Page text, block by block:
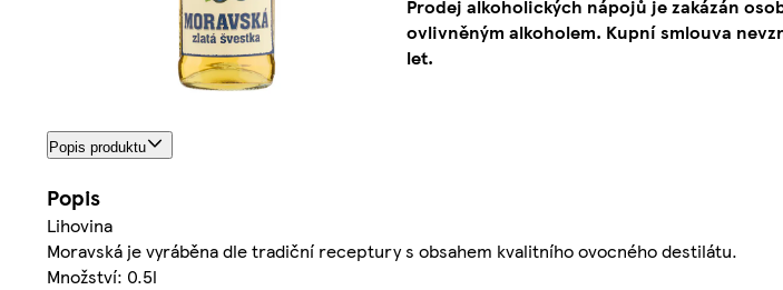
Prodej alkoholických nápojů je zakázán
ovlivněným alkoholem. Kupní smlouva
let.
Popis produktu
Popis
Lihovina
Moravská je vyráběna dle tradiční receptury s obsahem kvalitního ovocného destilátu.
Množství: 0.5l